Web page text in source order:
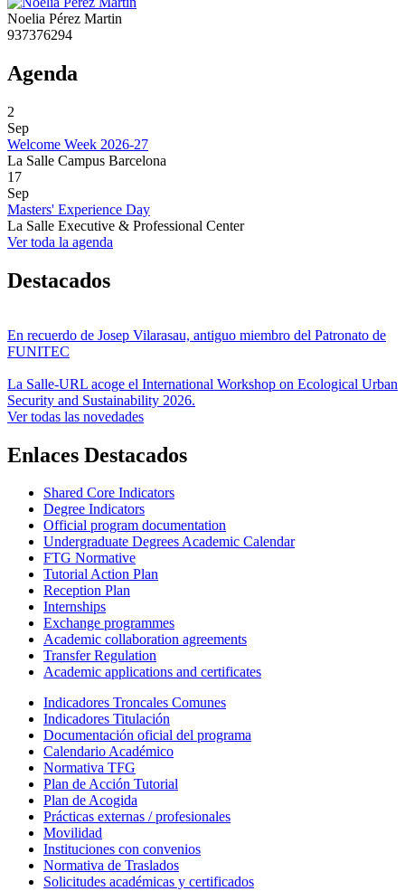
Noelia Pérez Martin
937376294
Agenda
2
Sep
Welcome Week 2026-27
La Salle Campus Barcelona
17
Sep
Masters' Experience Day
La Salle Executive & Professional Center
Ver toda la agenda
Destacados
En recuerdo de Josep Vilarasau, antiguo miembro del Patronato de
FUNITEC
La Salle-URL acoge el International Workshop on Ecological Urban
Security and Sustainability 2026.
Ver todas las novedades
Enlaces Destacados
Shared Core Indicators
Degree Indicators
Official program documentation
Undergraduate Degrees Academic Calendar
FTG Normative
Tutorial Action Plan
Reception Plan
Internships
Exchange programmes
Academic collaboration agreements
Transfer Regulation
Academic applications and certificates
Indicadores Troncales Comunes
Indicadores Titulación
Documentación oficial del programa
Calendario Académico
Normativa TFG
Plan de Acción Tutorial
Plan de Acogida
Prácticas externas / profesionales
Movilidad
Instituciones con convenios
Normativa de Traslados
Solicitudes académicas y certificados